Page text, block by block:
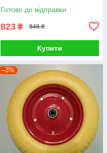
Готово до відправки
823 ₴ 848 ₴
Купити
–3%